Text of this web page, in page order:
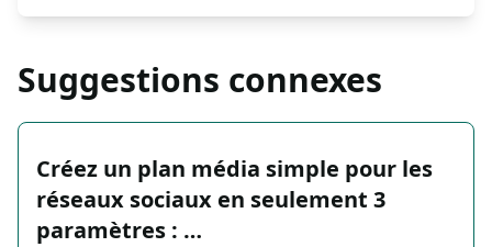
Suggestions connexes
Créez un plan média simple pour les
réseaux sociaux en seulement 3
paramètres : …